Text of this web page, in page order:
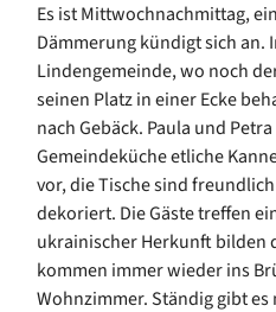
Es ist Mittwochnachmittag,
Dämmerung kündigt sich an.
Lindengemeinde, wo noch
seinen Platz in einer Ecke
nach Gebäck. Paula und
Gemeindeküche etliche
vor, die Tische sind
dekoriert. Die Gäste treffen
ukrainischer Herkunft bilden
kommen immer wieder ins
Wohnzimmer. Ständig gibt es